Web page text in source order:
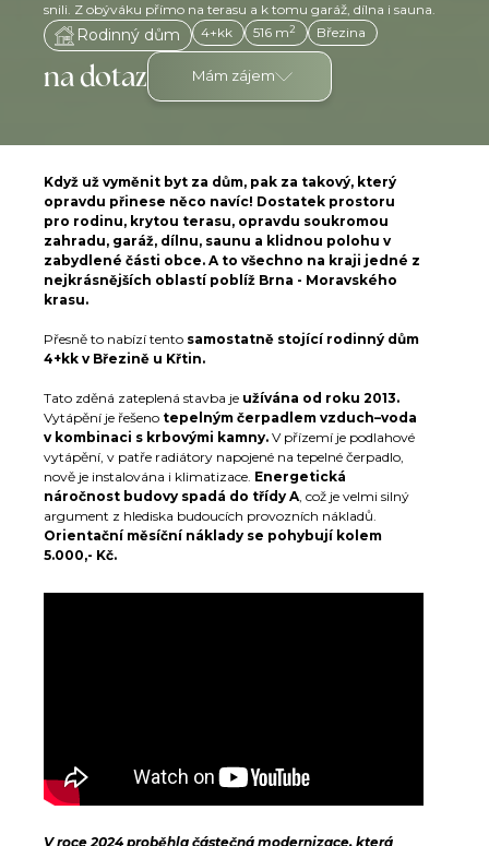
snili. Z obýváku přímo na terasu a k tomu garáž, dílna i sauna.
Rodinný dům 4+kk 516 m2 Březina
na dotaz Mám zájem
Když už vyměnit byt za dům, pak za takový, který
opravdu přinese něco navíc! Dostatek prostoru
pro rodinu, krytou terasu, opravdu soukromou
zahradu, garáž, dílnu, saunu a klidnou polohu v
zabydlené části obce. A to všechno na kraji jedné z
nejkrásnějších oblastí poblíž Brna - Moravského
krasu.
Přesně to nabízí tento samostatně stojící rodinný dům
4+kk v Březině u Křtin.
Tato zděná zateplená stavba je užívána od roku 2013.
Vytápění je řešeno tepelným čerpadlem vzduch–voda
v kombinaci s krbovými kamny. V přízemí je podlahové
vytápění, v patře radiátory napojené na tepelné čerpadlo,
nově je instalována i klimatizace. Energetická
náročnost budovy spadá do třídy A , což je velmi silný
argument z hlediska budoucích provozních nákladů.
Orientační měsíční náklady se pohybují kolem
5.000,- Kč.
V roce 2024 proběhla částečná modernizace, která